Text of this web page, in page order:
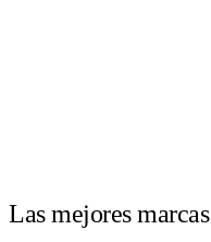
Las mejores marcas